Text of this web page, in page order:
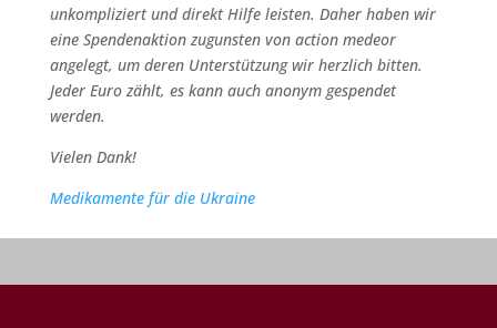
unkompliziert und direkt Hilfe leisten. Daher haben wir
eine Spendenaktion zugunsten von action medeor
angelegt, um deren Unterstützung wir herzlich bitten.
Jeder Euro zählt, es kann auch anonym gespendet
werden.
Vielen Dank!
Medikamente für die Ukraine